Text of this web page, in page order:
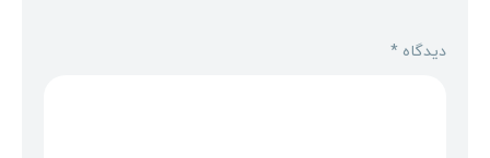
دیدگاه *